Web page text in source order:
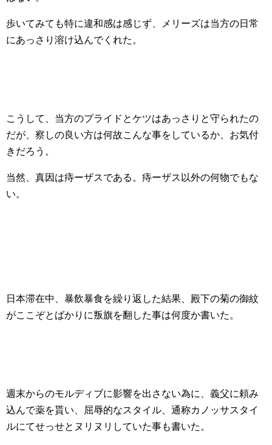
歩いてみても特に違和感は感じず、メリーズは当方の日常
にあっさり溶け込んでくれた。
こうして、当方のプライドとケツはあっさりと守られたの
だが、察しの良い方は何故こんな事をしているか、お気付
きだろう。
当然、真因は痔ーザスである。痔ーザス以外の何物でもな
い。
日本滞在中、暴飲暴食を繰り返した結果、殿下の菊の御紋
がここぞとばかりに叛旗を翻した事は何度か書いた。
週末からのモルディブに影響を出さない為に、義父に頼み
込んで薬を貰い、屈辱的なスタイル、通称カノッサスタイ
ルにてせっせとヌリヌリしていた事も書いた。